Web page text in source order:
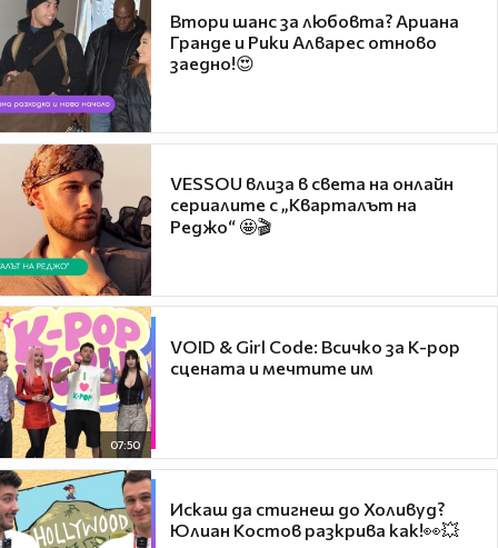
Втори шанс за любовта? Ариана
Гранде и Рики Алварес отново
заедно!😍
VESSOU влиза в света на онлайн
сериалите с „Кварталът на
Реджо“ 🤩🎬
07:50
VOID & Girl Code: Всичко за K-pop
сцената и мечтите им
Искаш да стигнеш до Холивуд?
Юлиан Костов разкрива как!👀💥